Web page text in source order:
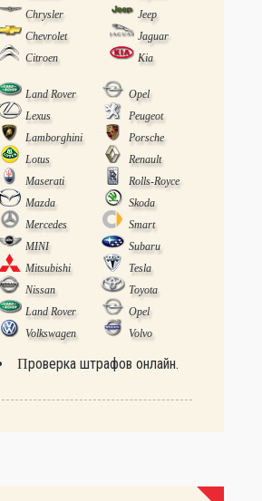
Chrysler
Jeep
Chevrolet
Jaguar
Citroen
Kia
Land Rover
Opel
Lexus
Peugeot
Lamborghini
Porsche
Lotus
Renault
Maserati
Rolls-Royce
Mazda
Skoda
Mercedes
Smart
MINI
Subaru
Mitsubishi
Tesla
Nissan
Toyota
Land Rover
Opel
Volkswagen
Volvo
Проверка штрафов онлайн.